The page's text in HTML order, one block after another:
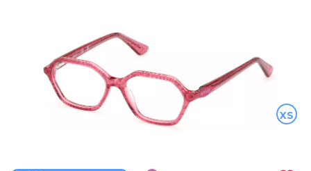
XS